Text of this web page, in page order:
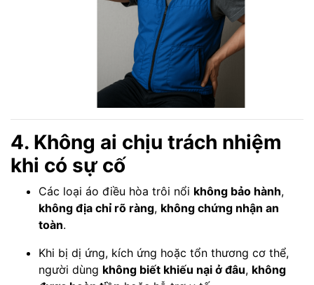
4. Không ai chịu trách nhiệm
khi có sự cố
Các loại áo điều hòa trôi nổi không bảo hành,
không địa chỉ rõ ràng, không chứng nhận an
toàn.
Khi bị dị ứng, kích ứng hoặc tổn thương cơ thể,
người dùng không biết khiếu nại ở đâu, không